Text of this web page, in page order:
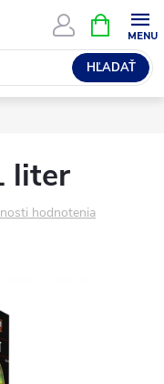
HĽADAŤ
KOŠÍK
liter
hodnotenia